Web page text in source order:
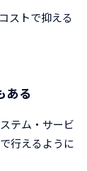
ストで抑える
ある
テム・サービ
行えるように